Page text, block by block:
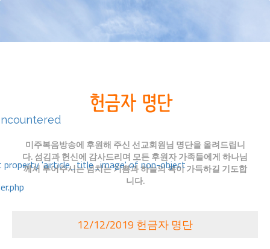
property 'airticle_title_image' of non-object
미주복음방송에 후원해 주신 선교회원님 명단을 올려드립니
다. 섬김과 헌신에 감사드리며 모든 후원자 가족들에게 하나님
께서 부어주시는 넘치는 기쁨과 하늘의 복이 가득하길 기도합
니다.
12/12/2019 헌금자 명단